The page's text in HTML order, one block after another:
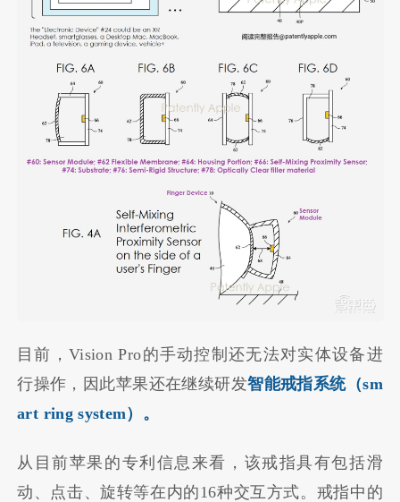
目前，Vision Pro的手动控制还无法对实体设备进
行操作，因此苹果还在继续研发智能戒指系统（sm
art ring system）。
从目前苹果的专利信息来看，该戒指具有包括滑
动、点击、旋转等在内的16种交互方式。戒指中的